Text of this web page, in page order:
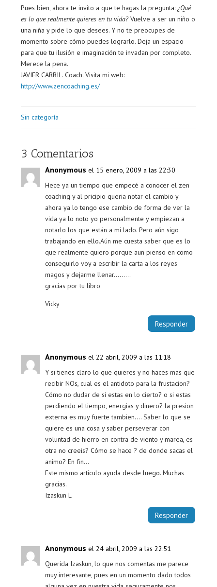
Pues bien, ahora te invito a que te hagas la pregunta: ¿Qué
es lo que realmente quieres en tu vida?Vuelve a ser un niño o
una niña y pide lo que desees. Y no te preocupes de
momento sobre cómo puedes lograrlo. Deja un espacio
para que tu ilusión e imaginación te invadan por completo.
Merece la pena.
JAVIER CARRIL. Coach. Visita mi web:
http://www.zencoaching.es/
Sin categoría
3 Comentarios
Anonymous el 15 enero, 2009 a las 22:30
Hece ya un tiempo que empecé a conocer el zen
coaching y al pricipio queria notar el cambio y
ahora ya lo tengo ese cambio de forma de ver la
vida ya lo noto yo personalmente y empiezan a
notarlo los que están a mi lado. Pero aún sigo
trabajando en ello.Aún me cuesta saber que es lo
que realmente quiero porque aun pienso en como
conseguirlo voy a escribir la carta a los reyes
magos y dejarme llenar………
gracias por tu libro
Vicky
Responder
Anonymous el 22 abril, 2009 a las 11:18
Y si tienes claro lo que quieres y no haces mas que
recibir NOs, cual es el antidoto para la frustacion?
Cómo no dudar de si estas en lo cierto? o si estas
perdiendo el tiempo, energias y dinero? la presion
externa es muy fuerte tambien…. Saber lo que se
quiere es una cosa y saber perseverar con
voluntad de hierro en contra de viento y marea, es
otra no creeis? Cómo se hace ? de donde sacas el
animo? En fin…
Este mismo articulo ayuda desde luego. Muchas
gracias.
Izaskun L
Responder
Anonymous el 24 abril, 2009 a las 22:51
Querida Izaskun, lo que nos comentas me parece
muy interesante, pues en un momento dado todos